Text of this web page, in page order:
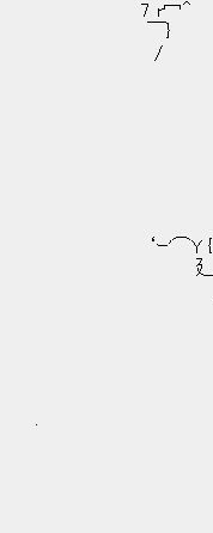
7 r冖^
￣}
/
‘ｰ'⌒Y {_ﾊ守迂
廴__,ﾉ⌒)ﾉ
_,> ん'T仁
`ｰ‐′├‐'＾
| | ｀
/|､＿
｛/| ,＞
|｣|く
. l ＼
|_／
i| || '
||
|`ー‐-､